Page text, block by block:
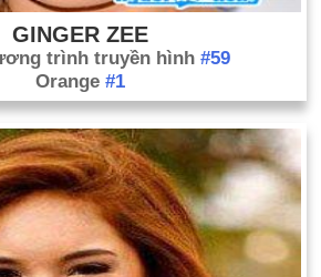
GINGER ZEE
trình truyền hình #59
Orange #1